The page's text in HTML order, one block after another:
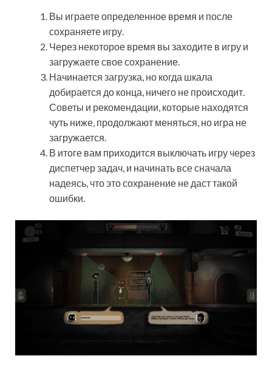
Вы играете определенное время и после
сохраняете игру.
Через некоторое время вы заходите в игру и
загружаете свое сохранение.
Начинается загрузка, но когда шкала
добирается до конца, ничего не происходит.
Советы и рекомендации, которые находятся
чуть ниже, продолжают меняться, но игра не
загружается.
В итоге вам приходится выключать игру через
диспетчер задач, и начинать все сначала
надеясь, что это сохранение не даст такой
ошибки.